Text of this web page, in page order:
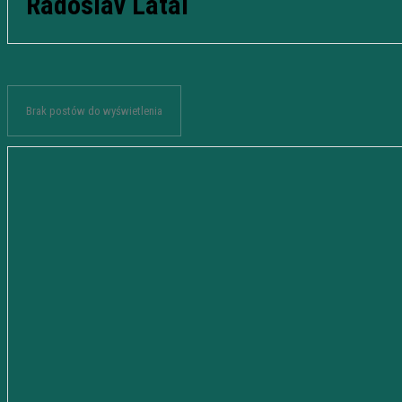
Brak postów do wyświetlenia